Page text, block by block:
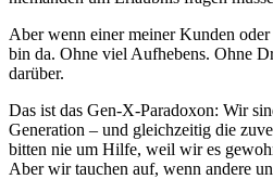
Aber wenn einer meiner Kunden
bin da. Ohne viel Aufhebens. Ohne
darüber.
Das ist das Gen-X-Paradoxon: Wir
Generation – und gleichzeitig die
bitten nie um Hilfe, weil wir es
Aber wir tauchen auf, wenn andere